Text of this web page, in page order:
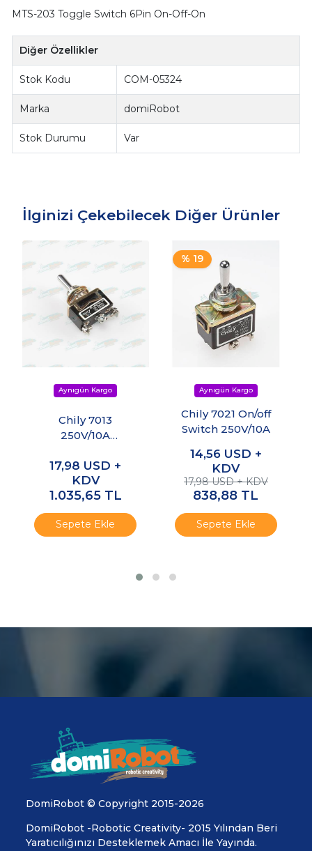
MTS-203 Toggle Switch 6Pin On-Off-On
Diğer Özellikler
Stok Kodu COM-05324
Marka domiRobot
Stok Durumu Var
İlginizi Çekebilecek Diğer Ürünler
Chily 7013
250V/10A
Anahtar
17,98 USD +
KDV
1.035,65 TL
Sepete Ekle
% 19
Chily 7021 On/off
Switch 250V/10A
14,56 USD +
KDV
17,98 USD + KDV
838,88 TL
Sepete Ekle
DomiRobot © Copyright 2015-2026
DomiRobot -Robotic Creativity- 2015 Yılından Beri
Yaratıcılığınızı Desteklemek Amacı İle Yayında.